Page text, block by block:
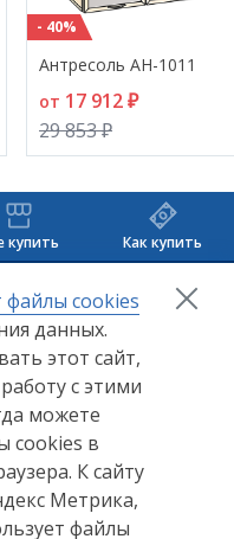
- 40%
Антресоль АН-1011
от 17 912 ₽
29 853 ₽
купить Как купить
данных
данных Яндекс
файлы cookies
данных.
этот сайт,
с этими
можете
cookies в
К сайту
Метрика,
файлы